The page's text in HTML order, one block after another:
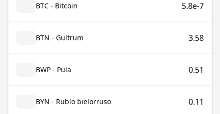
BTC - Bitcoin 5.8e-7
BTN - Gultrum 3.58
BWP - Pula 0.51
BYN - Rublo bielorruso 0.11